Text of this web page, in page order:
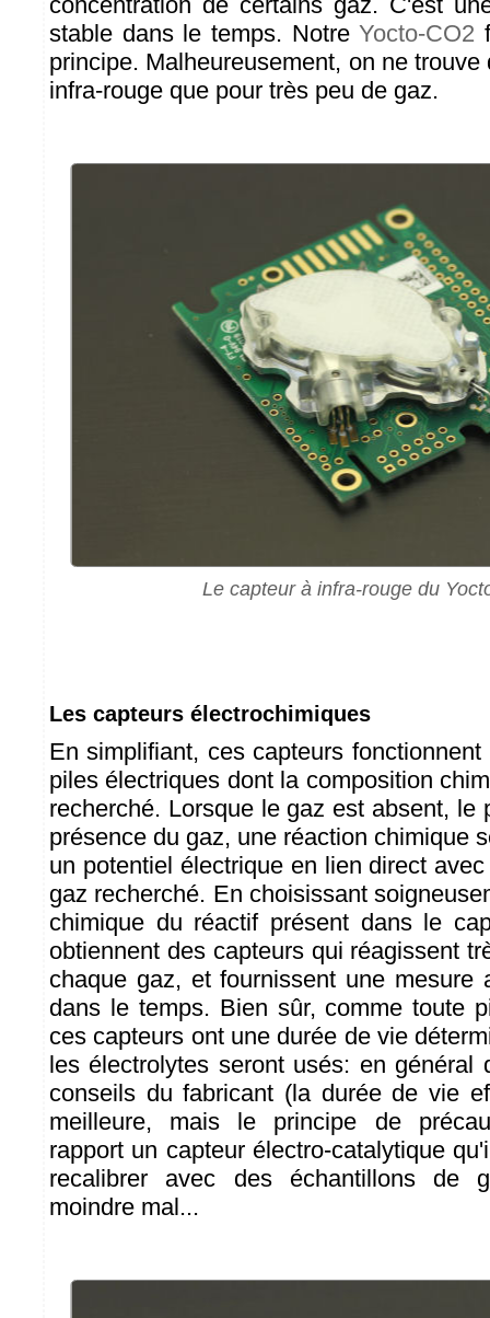
stable dans le temps. NotreYocto-CO2
principe. Malheureusement, on ne
infra-rouge que pour très peu de gaz.
Le capteur à infra-rouge du
Les capteurs électrochimiques
En simplifiant, ces capteurs
piles électriques dont la composition
recherché. Lorsque le gaz est absent, le
présence du gaz, une réaction chimique
un potentiel électrique en lien direct
gaz recherché. En choisissant
chimique du réactif présent dans le
obtiennent des capteurs qui réagissent
chaque gaz, et fournissent une mesure
dans le temps. Bien sûr, comme toute
ces capteurs ont une durée de vie
les électrolytes seront usés: en général
conseils du fabricant (la durée de vie
meilleure, mais le principe de
rapport un capteur électro-catalytique
recalibrer avec des échantillons de
moindre mal...